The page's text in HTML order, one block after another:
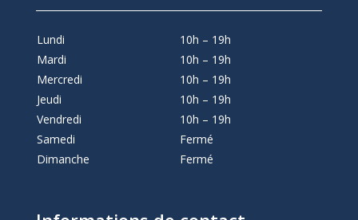
Lundi
10h – 19h
Mardi
10h – 19h
Mercredi
10h – 19h
Jeudi
10h – 19h
Vendredi
10h – 19h
Samedi
Fermé
Dimanche
Fermé